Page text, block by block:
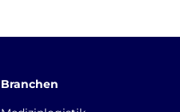
Branchen